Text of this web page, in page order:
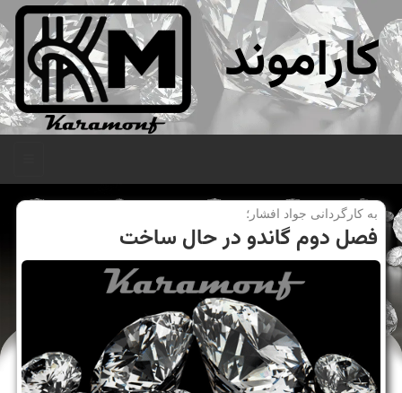
کاراموند
به كارگردانی جواد افشار؛
فصل دوم گاندو در حال ساخت